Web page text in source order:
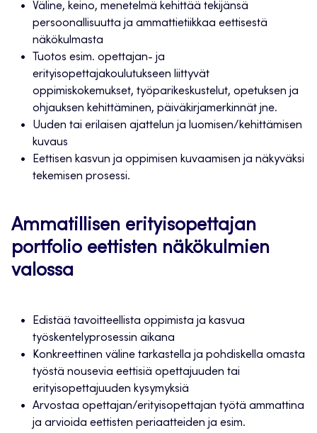
Väline, keino, menetelmä kehittää tekijänsä
persoonallisuutta ja ammattietiikkaa eettisestä
näkökulmasta
Tuotos esim. opettajan- ja
erityisopettajakoulutukseen liittyvät
oppimiskokemukset, työparikeskustelut, opetuksen ja
ohjauksen kehittäminen, päiväkirjamerkinnät jne.
Uuden tai erilaisen ajattelun ja luomisen/kehittämisen
kuvaus
Eettisen kasvun ja oppimisen kuvaamisen ja näkyväksi
tekemisen prosessi.
Ammatillisen erityisopettajan
portfolio eettisten näkökulmien
valossa
Edistää tavoitteellista oppimista ja kasvua
työskentelyprosessin aikana
Konkreettinen väline tarkastella ja pohdiskella omasta
työstä nousevia eettisiä opettajuuden tai
erityisopettajuuden kysymyksiä
Arvostaa opettajan/erityisopettajan työtä ammattina
ja arvioida eettisten periaatteiden ja esim.